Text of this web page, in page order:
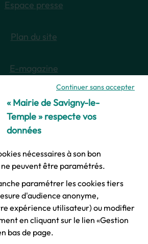
Espace presse
Plan du site
E-magazine
Newsletter
de Savigny-le-Temple
Mentions légales
Accessibilité
Continuer sans accepter
« Mairie de Savigny-le-
Temple » respecte vos
données
nécessaires à son bon
peuvent être paramétrés.
paramétrer les cookies tiers
d'audience anonyme,
expérience utilisateur) ou modifier
en cliquant sur le lien «Gestion
bas de page.